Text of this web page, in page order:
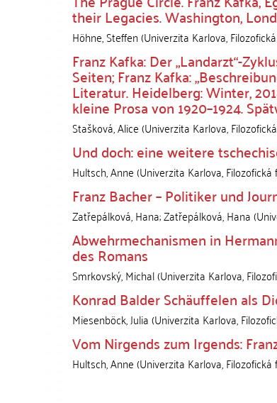
their Legacies. Washington,
Höhne, Steffen(Univerzita Karlova,
Franz Kafka: Der „Landarzt“-
Seiten; Franz Kafka:
Literatur. Heidelberg: Winter,
kleine Prosa von 1920–1924.
Stašková, Alice(Univerzita Karlova,
Und doch: eine weitere
Hultsch, Anne(Univerzita Karlova, Filozofická
Franz Bacher – Politiker und
Zatřepálková, Hana;Zatřepálková, Hana(
Abwehrmechanismen in
des Romans
Smrkovský, Michal(Univerzita Karlova,
Konrad Balder Schäuffelen als
Miesenböck, Julia(Univerzita Karlova,
Vom Nirgends zum Irgends:
Hultsch, Anne(Univerzita Karlova, Filozofická